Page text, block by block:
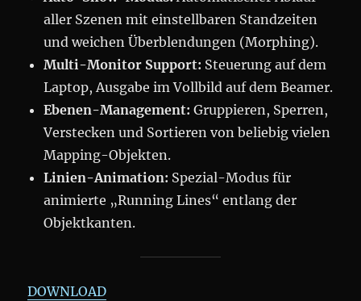
aller Szenen mit einstellbaren Standzeiten
und weichen Überblendungen (Morphing).
Multi-Monitor Support: Steuerung auf dem
Laptop, Ausgabe im Vollbild auf dem Beamer.
Ebenen-Management: Gruppieren, Sperren,
Verstecken und Sortieren von beliebig vielen
Mapping-Objekten.
Linien-Animation: Spezial-Modus für
animierte „Running Lines“ entlang der
Objektkanten.
DOWNLOAD